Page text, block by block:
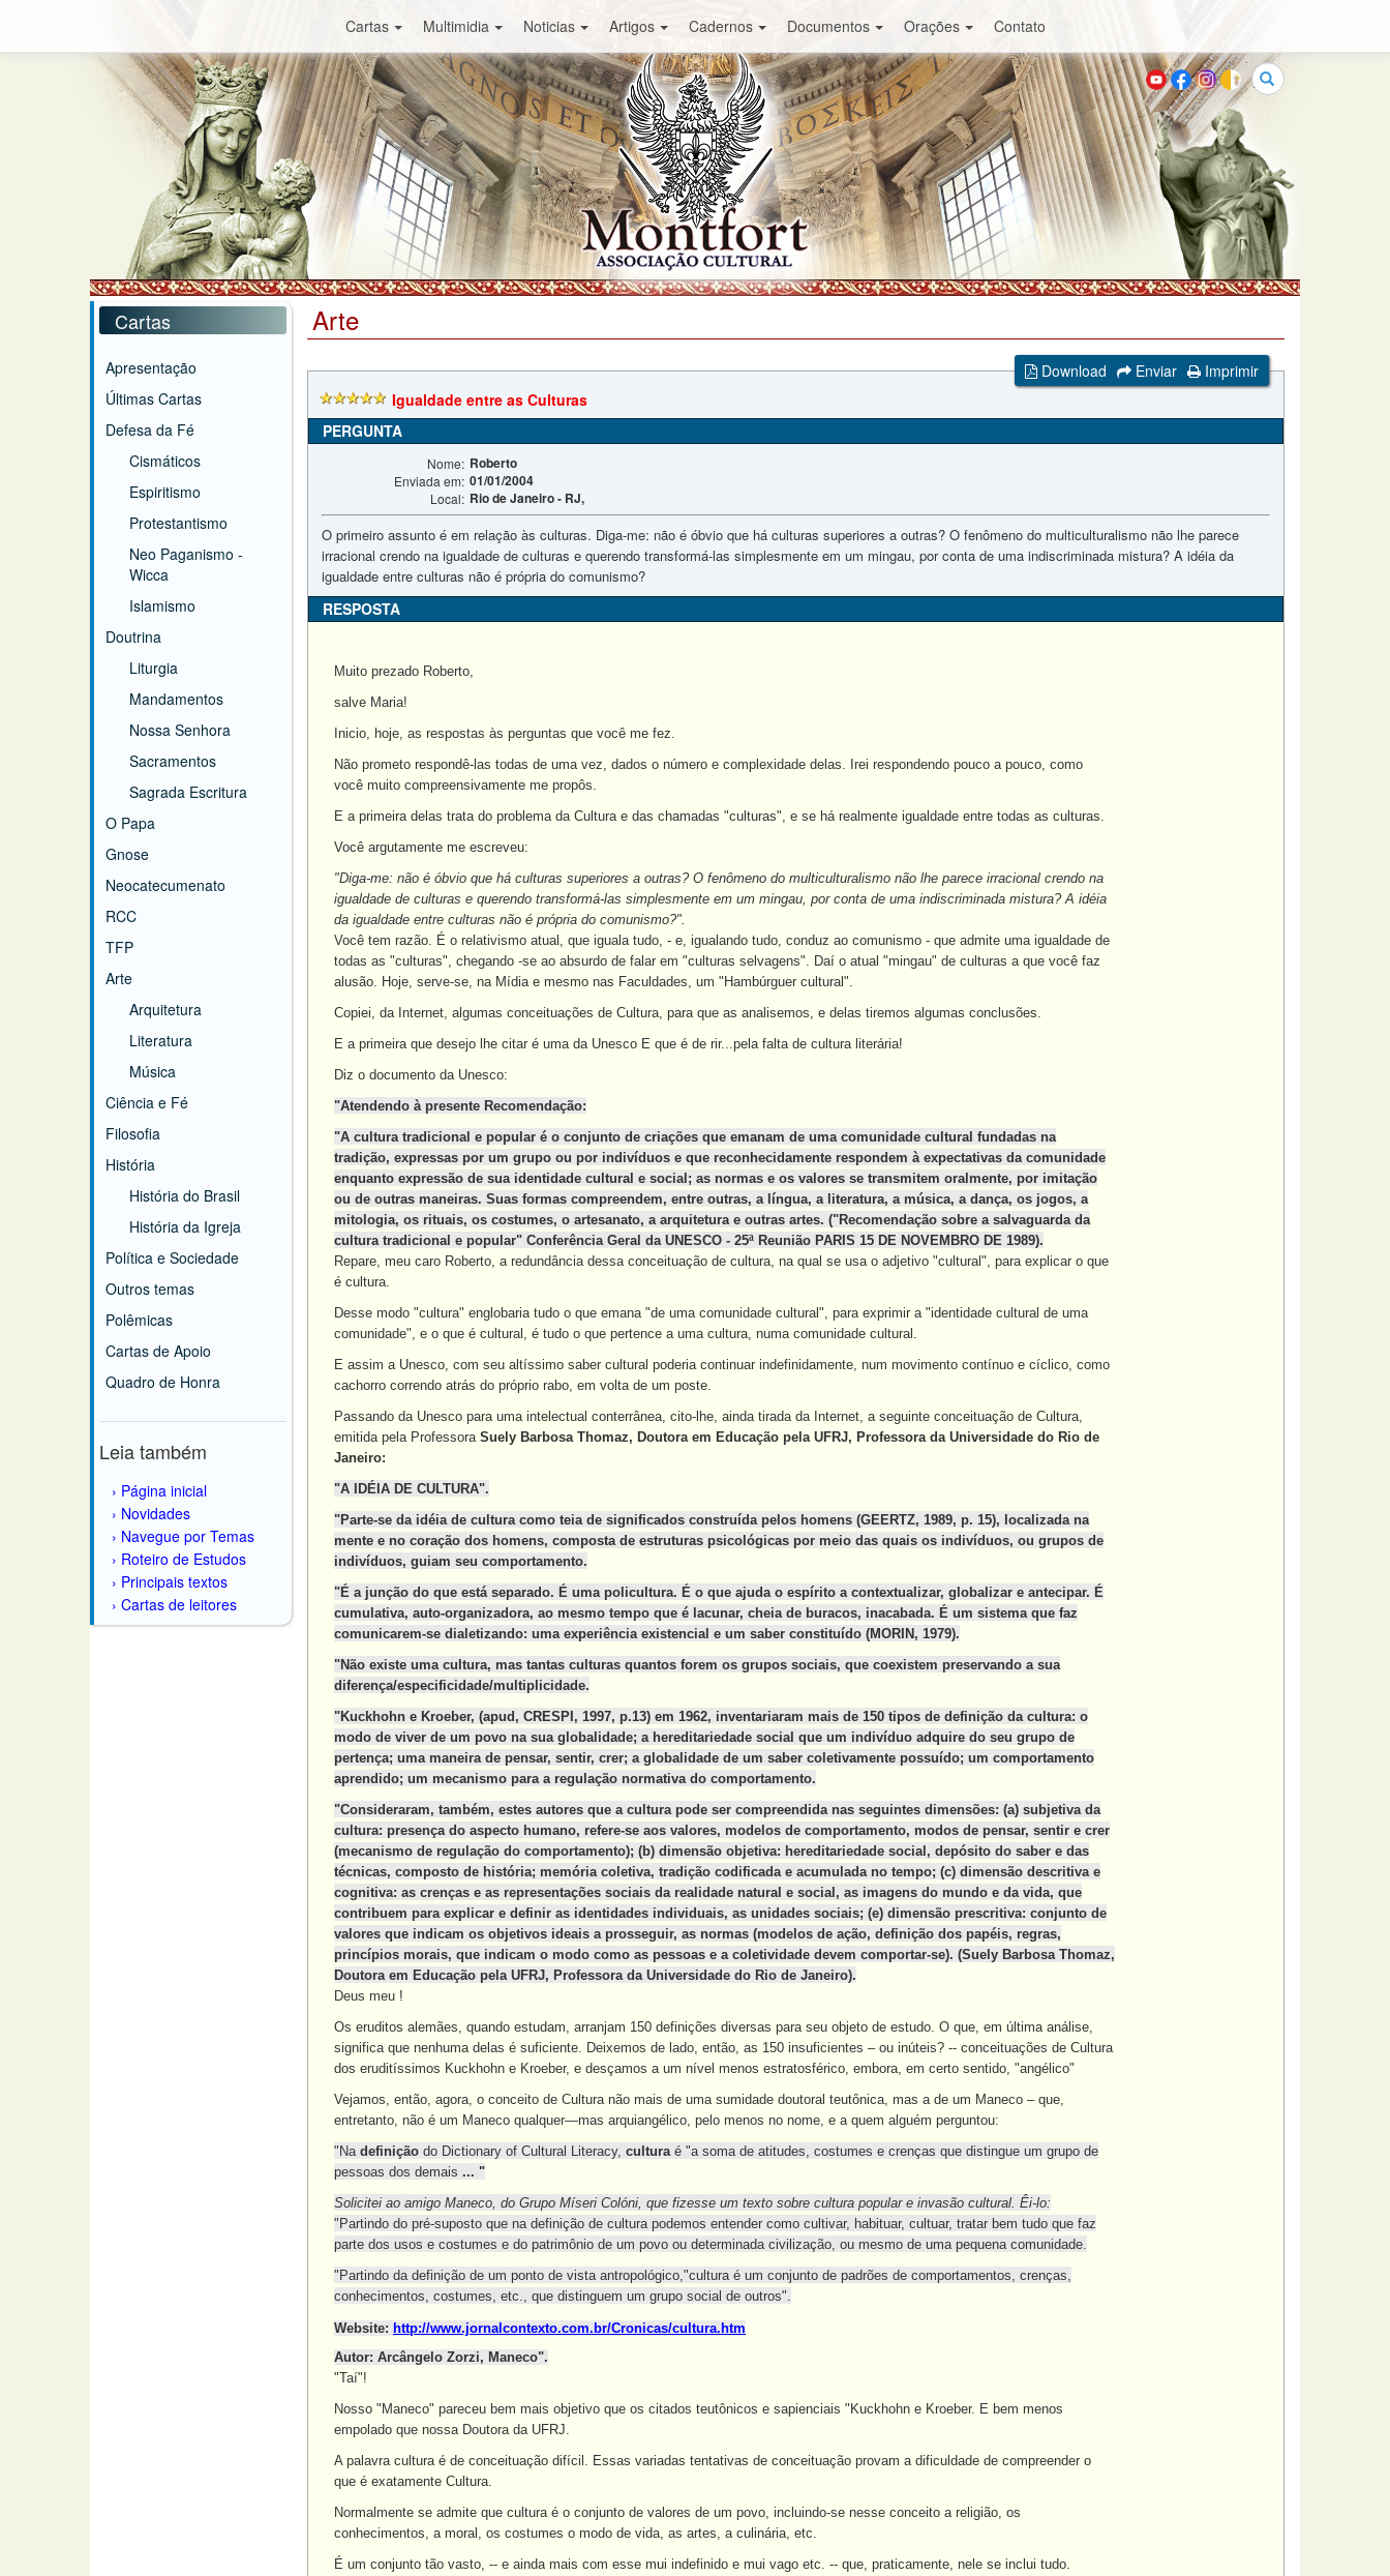
Cartas Multimidia Noticias Artigos Cadernos Documentos Orações Contato
Buscar
Cartas
Apresentação
Últimas Cartas
Defesa da Fé
Cismáticos
Espiritismo
Protestantismo
Neo Paganismo -
Wicca
Islamismo
Doutrina
Liturgia
Mandamentos
Nossa Senhora
Sacramentos
Sagrada Escritura
O Papa
Gnose
Neocatecumenato
RCC
TFP
Arte
Arquitetura
Literatura
Música
Ciência e Fé
Filosofia
História
História do Brasil
História da Igreja
Política e Sociedade
Outros temas
Polêmicas
Cartas de Apoio
Quadro de Honra
Leia também
Página inicial
Novidades
Navegue por Temas
Roteiro de Estudos
Principais textos
Cartas de leitores
Arte
Download Enviar
Imprimir
Igualdade entre as Culturas
PERGUNTA
Nome: Roberto
Enviada em: 01/01/2004
Local: Rio de Janeiro - RJ,
O primeiro assunto é em relação às culturas. Diga-me: não é óbvio que há culturas superiores a outras? O fenômeno do multiculturalismo não lhe parece
irracional crendo na igualdade de culturas e querendo transformá-las simplesmente em um mingau, por conta de uma indiscriminada mistura? A idéia da
igualdade entre culturas não é própria do comunismo?
RESPOSTA
Muito prezado Roberto,
salve Maria!
Inicio, hoje, as respostas às perguntas que você me fez.
Não prometo respondê-las todas de uma vez, dados o número e complexidade delas. Irei respondendo pouco a pouco, como
você muito compreensivamente me propôs.
E a primeira delas trata do problema da Cultura e das chamadas "culturas", e se há realmente igualdade entre todas as culturas.
Você argutamente me escreveu:
"Diga-me: não é óbvio que há culturas superiores a outras? O fenômeno do multiculturalismo não lhe parece irracional crendo na
igualdade de culturas e querendo transformá-las simplesmente em um mingau, por conta de uma indiscriminada mistura? A idéia
da igualdade entre culturas não é própria do comunismo?".
Você tem razão. É o relativismo atual, que iguala tudo, - e, igualando tudo, conduz ao comunismo - que admite uma igualdade de
todas as "culturas", chegando -se ao absurdo de falar em "culturas selvagens". Daí o atual "mingau" de culturas a que você faz
alusão. Hoje, serve-se, na Mídia e mesmo nas Faculdades, um "Hambúrguer cultural".
Copiei, da Internet, algumas conceituações de Cultura, para que as analisemos, e delas tiremos algumas conclusões.
E a primeira que desejo lhe citar é uma da Unesco E que é de rir...pela falta de cultura literária!
Diz o documento da Unesco:
"Atendendo à presente Recomendação:
"A cultura tradicional e popular é o conjunto de criações que emanam de uma comunidade cultural fundadas na
tradição, expressas por um grupo ou por indivíduos e que reconhecidamente respondem à expectativas da comunidade
enquanto expressão de sua identidade cultural e social; as normas e os valores se transmitem oralmente, por imitação
ou de outras maneiras. Suas formas compreendem, entre outras, a língua, a literatura, a música, a dança, os jogos, a
mitologia, os rituais, os costumes, o artesanato, a arquitetura e outras artes. ("Recomendação sobre a salvaguarda da
cultura tradicional e popular" Conferência Geral da UNESCO - 25ª Reunião PARIS 15 DE NOVEMBRO DE 1989).
Repare, meu caro Roberto, a redundância dessa conceituação de cultura, na qual se usa o adjetivo "cultural", para explicar o que
é cultura.
Desse modo "cultura" englobaria tudo o que emana "de uma comunidade cultural", para exprimir a "identidade cultural de uma
comunidade", e o que é cultural, é tudo o que pertence a uma cultura, numa comunidade cultural.
E assim a Unesco, com seu altíssimo saber cultural poderia continuar indefinidamente, num movimento contínuo e cíclico, como
cachorro correndo atrás do próprio rabo, em volta de um poste.
Passando da Unesco para uma intelectual conterrânea, cito-lhe, ainda tirada da Internet, a seguinte conceituação de Cultura,
emitida pela Professora Suely Barbosa Thomaz, Doutora em Educação pela UFRJ, Professora da Universidade do Rio de
Janeiro:
"A IDÉIA DE CULTURA".
"Parte-se da idéia de cultura como teia de significados construída pelos homens (GEERTZ, 1989, p. 15), localizada na
mente e no coração dos homens, composta de estruturas psicológicas por meio das quais os indivíduos, ou grupos de
indivíduos, guiam seu comportamento.
"É a junção do que está separado. É uma policultura. É o que ajuda o espírito a contextualizar, globalizar e antecipar. É
cumulativa, auto-organizadora, ao mesmo tempo que é lacunar, cheia de buracos, inacabada. É um sistema que faz
comunicarem-se dialetizando: uma experiência existencial e um saber constituído (MORIN, 1979).
"Não existe uma cultura, mas tantas culturas quantos forem os grupos sociais, que coexistem preservando a sua
diferença/especificidade/multiplicidade.
"Kuckhohn e Kroeber, (apud, CRESPI, 1997, p.13) em 1962, inventariaram mais de 150 tipos de definição da cultura: o
modo de viver de um povo na sua globalidade; a hereditariedade social que um indivíduo adquire do seu grupo de
pertença; uma maneira de pensar, sentir, crer; a globalidade de um saber coletivamente possuído; um comportamento
aprendido; um mecanismo para a regulação normativa do comportamento.
"Consideraram, também, estes autores que a cultura pode ser compreendida nas seguintes dimensões: (a) subjetiva da
cultura: presença do aspecto humano, refere-se aos valores, modelos de comportamento, modos de pensar, sentir e crer
(mecanismo de regulação do comportamento); (b) dimensão objetiva: hereditariedade social, depósito do saber e das
técnicas, composto de história; memória coletiva, tradição codificada e acumulada no tempo; (c) dimensão descritiva e
cognitiva: as crenças e as representações sociais da realidade natural e social, as imagens do mundo e da vida, que
contribuem para explicar e definir as identidades individuais, as unidades sociais; (e) dimensão prescritiva: conjunto de
valores que indicam os objetivos ideais a prosseguir, as normas (modelos de ação, definição dos papéis, regras,
princípios morais, que indicam o modo como as pessoas e a coletividade devem comportar-se). (Suely Barbosa Thomaz,
Doutora em Educação pela UFRJ, Professora da Universidade do Rio de Janeiro).
Deus meu !
Os eruditos alemães, quando estudam, arranjam 150 definições diversas para seu objeto de estudo. O que, em última análise,
significa que nenhuma delas é suficiente. Deixemos de lado, então, as 150 insuficientes – ou inúteis? -- conceituações de Cultura
dos eruditíssimos Kuckhohn e Kroeber, e desçamos a um nível menos estratosférico, embora, em certo sentido, "angélico"
Vejamos, então, agora, o conceito de Cultura não mais de uma sumidade doutoral teutônica, mas a de um Maneco – que,
entretanto, não é um Maneco qualquer—mas arquiangélico, pelo menos no nome, e a quem alguém perguntou:
"Na definição do Dictionary of Cultural Literacy, culturaé "a soma de atitudes, costumes e crenças que distingue um grupo de
pessoas dos demais ... "
Solicitei ao amigo Maneco, do Grupo Míseri Colóni, que fizesse um texto sobre cultura popular e invasão cultural. Êi-lo:
"Partindo do pré-suposto que na definição de cultura podemos entender como cultivar, habituar, cultuar, tratar bem tudo que faz
parte dos usos e costumes e do patrimônio de um povo ou determinada civilização, ou mesmo de uma pequena comunidade.
"Partindo da definição de um ponto de vista antropológico,"cultura é um conjunto de padrões de comportamentos, crenças,
conhecimentos, costumes, etc., que distinguem um grupo social de outros".
Website: http://www.jornalcontexto.com.br/Cronicas/cultura.htm
Autor: Arcângelo Zorzi, Maneco".
"Taí"!
Nosso "Maneco" pareceu bem mais objetivo que os citados teutônicos e sapienciais "Kuckhohn e Kroeber. E bem menos
empolado que nossa Doutora da UFRJ.
A palavra cultura é de conceituação difícil. Essas variadas tentativas de conceituação provam a dificuldade de compreender o
que é exatamente Cultura.
Normalmente se admite que cultura é o conjunto de valores de um povo, incluindo-se nesse conceito a religião, os
conhecimentos, a moral, os costumes o modo de vida, as artes, a culinária, etc.
É um conjunto tão vasto, -- e ainda mais com esse mui indefinido e mui vago etc. -- que, praticamente, nele se inclui tudo.